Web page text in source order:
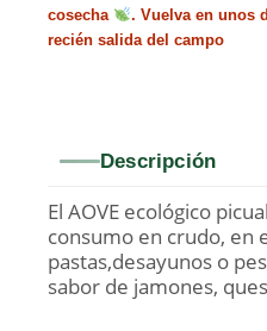
cosecha
. Vuelva en unos
recién salida del campo
Descripción
El AOVE ecológico
consumo en crudo, en
pastas,desayunos o
sabor de jamones,